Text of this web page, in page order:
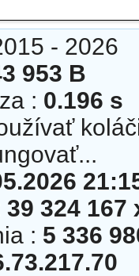
- 2026
953 B
: 0.196 s
39 324 167
: 5 336